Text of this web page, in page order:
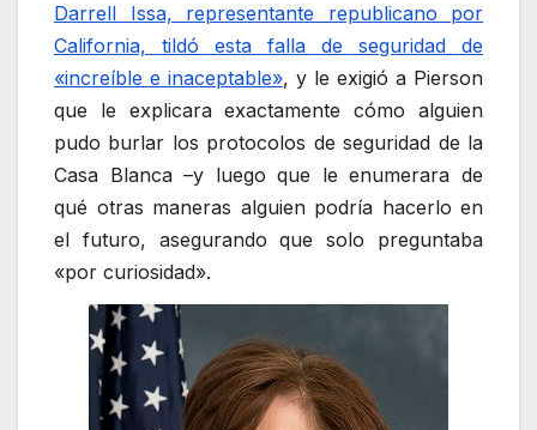
Darrell Issa, representante republicano por
California, tildó esta falla de seguridad de
«increíble e inaceptable», y le exigió a Pierson
que le explicara exactamente cómo alguien
pudo burlar los protocolos de seguridad de la
Casa Blanca –y luego que le enumerara de
qué otras maneras alguien podría hacerlo en
el futuro, asegurando que solo preguntaba
«por curiosidad».